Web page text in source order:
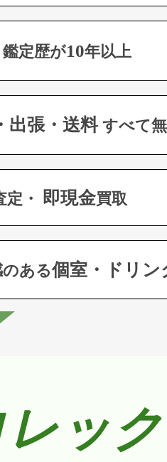
定歴が10年以上
出張・送料 すべて
定・ 即現金買取
ある個室・ ドリン
ッ